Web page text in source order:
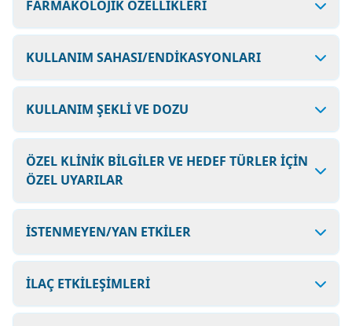
FARMAKOLOJİK ÖZELLİKLERİ
KULLANIM SAHASI/ENDİKASYONLARI
KULLANIM ŞEKLİ VE DOZU
ÖZEL KLİNİK BİLGİLER VE HEDEF TÜRLER İÇİN
ÖZEL UYARILAR
İSTENMEYEN/YAN ETKİLER
İLAÇ ETKİLEŞİMLERİ